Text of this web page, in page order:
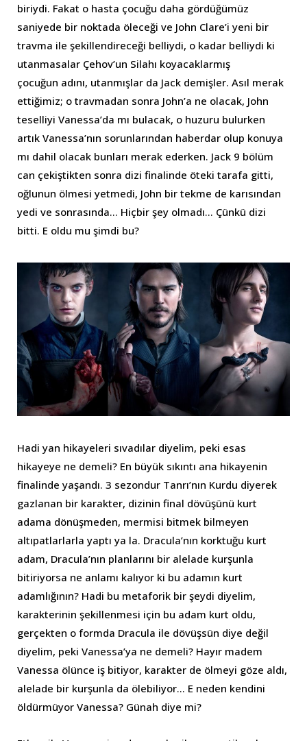
biriydi. Fakat o hasta çocuğu daha gördüğümüz
saniyede bir noktada öleceği ve John Clare’i yeni bir
travma ile şekillendireceği belliydi, o kadar belliydi ki
utanmasalar Çehov’un Silahı koyacaklarmış
çocuğun adını, utanmışlar da Jack demişler. Asıl merak
ettiğimiz; o travmadan sonra John’a ne olacak, John
teselliyi Vanessa’da mı bulacak, o huzuru bulurken
artık Vanessa’nın sorunlarından haberdar olup konuya
mı dahil olacak bunları merak ederken. Jack 9 bölüm
can çekiştikten sonra dizi finalinde öteki tarafa gitti,
oğlunun ölmesi yetmedi, John bir tekme de karısından
yedi ve sonrasında… Hiçbir şey olmadı… Çünkü dizi
bitti. E oldu mu şimdi bu?
Hadi yan hikayeleri sıvadılar diyelim, peki esas
hikayeye ne demeli? En büyük sıkıntı ana hikayenin
finalinde yaşandı. 3 sezondur Tanrı’nın Kurdu diyerek
gazlanan bir karakter, dizinin final dövüşünü kurt
adama dönüşmeden, mermisi bitmek bilmeyen
altıpatlarlarla yaptı ya la. Dracula’nın korktuğu kurt
adam, Dracula’nın planlarını bir alelade kurşunla
bitiriyorsa ne anlamı kalıyor ki bu adamın kurt
adamlığının? Hadi bu metaforik bir şeydi diyelim,
karakterinin şekillenmesi için bu adam kurt oldu,
gerçekten o formda Dracula ile dövüşsün diye değil
diyelim, peki Vanessa’ya ne demeli? Hayır madem
Vanessa ölünce iş bitiyor, karakter de ölmeyi göze aldı,
alelade bir kurşunla da ölebiliyor… E neden kendini
öldürmüyor Vanessa? Günah diye mi?